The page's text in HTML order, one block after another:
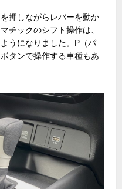
押しながらレバーを動か
チックのシフト操作は、
うになりました。P（パ
タンで操作する車種もあ